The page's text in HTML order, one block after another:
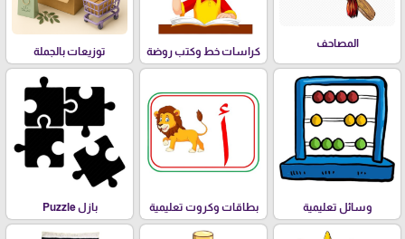
المصاحف
كراسات خط وكتب روضة توزيعات بالجملة
وسائل تعليمية بطاقات وكروت تعليمية بازل Puzzle